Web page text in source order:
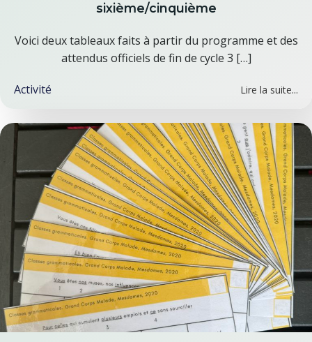
sixième/cinquième
Voici deux tableaux faits à partir du programme et des
attendus officiels de fin de cycle 3 […]
Activité Lire la suite...